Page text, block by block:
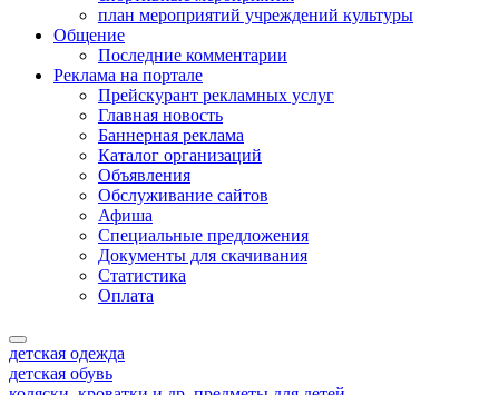
план мероприятий учреждений культуры
Общение
Последние комментарии
Реклама на портале
Прейскурант рекламных услуг
Главная новость
Баннерная реклама
Каталог организаций
Объявления
Обслуживание сайтов
Афиша
Специальные предложения
Документы для скачивания
Статистика
Оплата
детская одежда
детская обувь